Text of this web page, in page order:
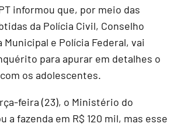
informou que, por meio das
da Polícia Civil, Conselho
Municipal e Polícia Federal, vai
para apurar em detalhes o
os adolescentes.
feira (23), o Ministério do
a fazenda em R$ 120 mil, mas esse